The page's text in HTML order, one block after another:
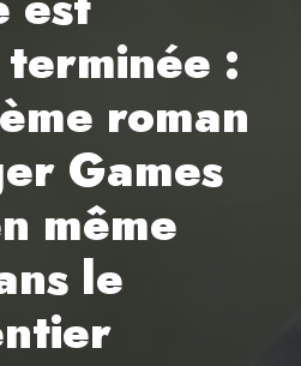
:
roman
Games
même
le